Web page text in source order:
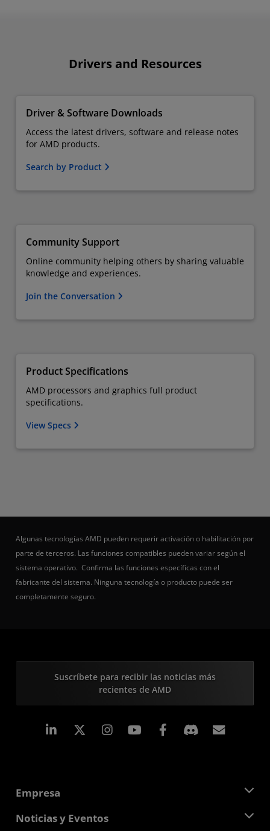
Drivers and Resources
Driver & Software Downloads
Access the latest drivers, software and release notes
for AMD products.
Search by Product
Community Support
Online community helping others by sharing valuable
knowledge and experiences.
Join the Conversation
Product Specifications
AMD processors and graphics full product
specifications.
View Specs
Algunas tecnologías AMD pueden requerir activación o habilitación por
parte de terceros. Las funciones compatibles pueden variar según el
sistema operativo. Confirma las funciones específicas con el
fabricante del sistema. Ninguna tecnología o producto puede ser
completamente seguro.
Suscríbete para recibir las noticias más
recientes de AMD
LinkedIn Instagram Facebook
Empresa
Acerca de AMD
Noticias y Eventos